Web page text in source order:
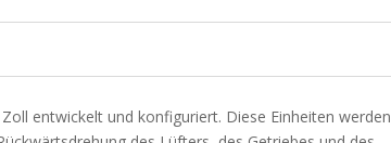
entwickelt und konfiguriert. Diese Einheiten werden